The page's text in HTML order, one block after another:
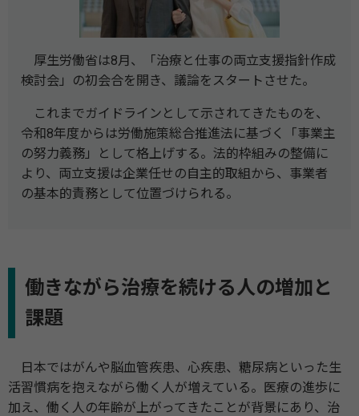
厚生労働省は8月、「治療と仕事の両立支援指針作成
検討会」の初会合を開き、議論をスタートさせた。
これまでガイドラインとして示されてきたものを、
令和8年度からは労働施策総合推進法に基づく「事業主
の努力義務」として格上げする。法的枠組みの整備に
より、両立支援は企業任せの自主的取組から、事業者
の基本的責務として位置づけられる。
働きながら治療を続ける人の増加と
課題
日本ではがんや脳血管疾患、心疾患、糖尿病といった生
活習慣病を抱えながら働く人が増えている。医療の進歩に
加え、働く人の年齢が上がってきたことが背景にあり、治